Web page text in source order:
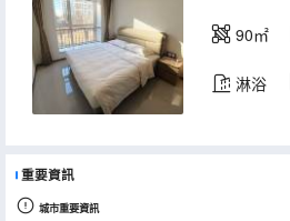
90㎡
淋浴
重要資訊
城市重要資訊